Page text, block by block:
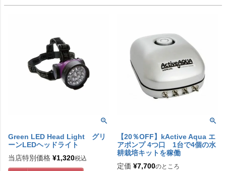
Green LED Head Light グリ
ーンLEDヘッドライト
当店特別価格 ¥1,320税込
【20％OFF】kActive Aqua エ
アポンプ 4つ口 1台で4個の水
耕栽培キットを稼働
定価 ¥7,700のところ